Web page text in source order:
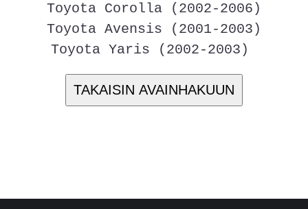
Toyota Corolla (2002-2006)
Toyota Avensis (2001-2003)
Toyota Yaris (2002-2003)
TAKAISIN AVAINHAKUUN